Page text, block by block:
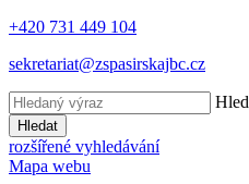
+420 731 449 104
sekretariat@zspasirskajbc.cz
Hledat
rozšířené vyhledávání
Mapa webu